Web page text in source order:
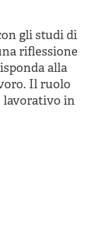
gli studi di
riflessione
alla
Il ruolo
lavorativo in